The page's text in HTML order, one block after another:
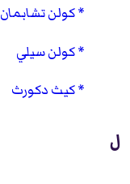
كولن تشابمان
كولن سيلي
كيث دكورث
ل